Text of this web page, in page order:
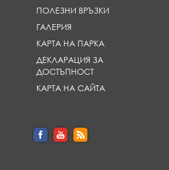
ПОЛЕЗНИ ВРЪЗКИ
ГАЛЕРИЯ
КАРТА НА ПАРКА
ДЕКЛАРАЦИЯ ЗА
ДОСТЪПНОСТ
КАРТА НА САЙТА